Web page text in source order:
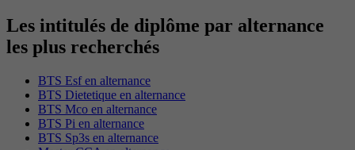
Les intitulés de diplôme par alternance
les plus recherchés
BTS Esf en alternance
BTS Dietetique en alternance
BTS Mco en alternance
BTS Pi en alternance
BTS Sp3s en alternance